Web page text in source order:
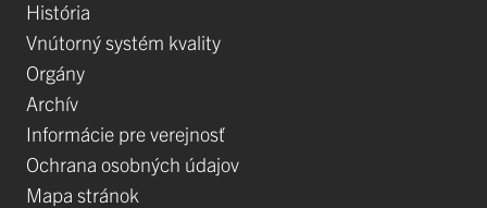
História
Vnútorný systém kvality
Orgány
Archív
Informácie pre verejnosť
Ochrana osobných údajov
Mapa stránok